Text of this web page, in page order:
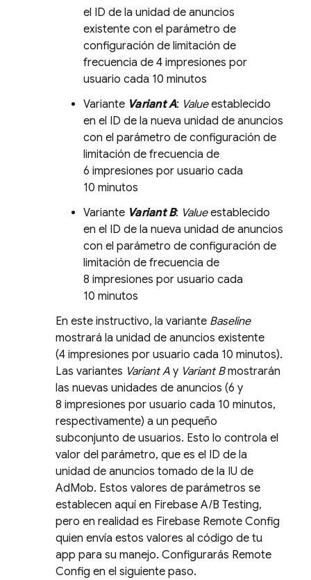
el ID de la unidad de anuncios
existente con el parámetro de
configuración de limitación de
frecuencia de 4 impresiones por
usuario cada 10 minutos
Variante Variant A: Valueestablecido
en el ID de la nueva unidad de anuncios
con el parámetro de configuración de
limitación de frecuencia de
6 impresiones por usuario cada
10 minutos
Variante Variant B: Valueestablecido
en el ID de la nueva unidad de anuncios
con el parámetro de configuración de
limitación de frecuencia de
8 impresiones por usuario cada
10 minutos
En este instructivo, la variante Baseline
mostrará la unidad de anuncios existente
(4 impresiones por usuario cada 10 minutos).
Las variantes Variant A y Variant Bmostrarán
las nuevas unidades de anuncios (6 y
8 impresiones por usuario cada 10 minutos,
respectivamente) a un pequeño
subconjunto de usuarios. Esto lo controla el
valor del parámetro, que es el ID de la
unidad de anuncios tomado de la IU de
AdMob. Estos valores de parámetros se
establecen aquí en Firebase A/B Testing,
pero en realidad es Firebase Remote Config
quien envía estos valores al código de tu
app para su manejo. Configurarás Remote
Config en el siguiente paso.